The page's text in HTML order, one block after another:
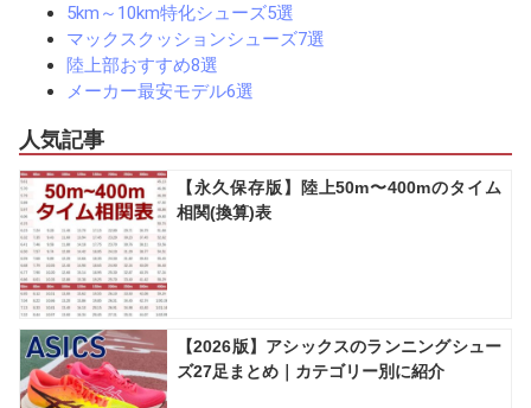
5km～10km特化シューズ5選
マックスクッションシューズ7選
陸上部おすすめ8選
メーカー最安モデル6選
人気記事
【永久保存版】陸上50m〜400mのタイム
相関(換算)表
【2026版】アシックスのランニングシュー
ズ27足まとめ｜カテゴリー別に紹介